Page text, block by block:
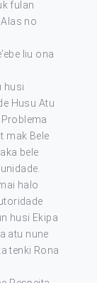
fulan
no
liu ona
husi
Husu Atu
mak Bele
bele
halo
husi Ekipa
atu nune
tenki Rona